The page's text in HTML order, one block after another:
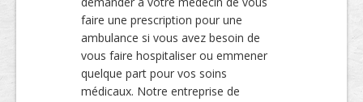
faire une prescription pour une
ambulance si vous avez besoin de
vous faire hospitaliser ou emmener
quelque part pour vos soins
médicaux. Notre entreprise de